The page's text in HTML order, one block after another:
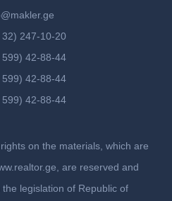
32) 247-10-20
599) 42-88-44
599) 42-88-44
599) 42-88-44
on the materials, which are
are reserved and
legislation of Republic of